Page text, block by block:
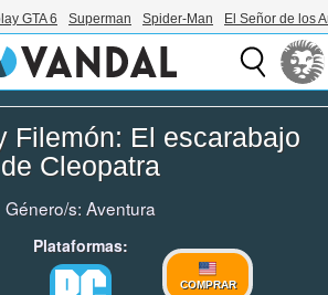
GTA 6 Superman Spider-Man El Señor de los
Filemón: El escarabajo
de Cleopatra
Género/s: Aventura
Plataformas:
COMPRAR